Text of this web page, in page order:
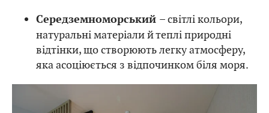
Середземноморський – світлі кольори,
натуральні матеріали й теплі природні
відтінки, що створюють легку атмосферу,
яка асоціюється з відпочинком біля моря.